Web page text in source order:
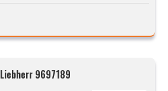
Liebherr 9697189